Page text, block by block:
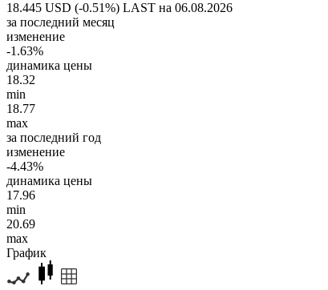
18.445 USD (-0.51%) LAST на 06.08.2026
за последний месяц
изменение
-1.63%
динамика цены
18.32
min
18.77
max
за последний год
изменение
-4.43%
динамика цены
17.96
min
20.69
max
График